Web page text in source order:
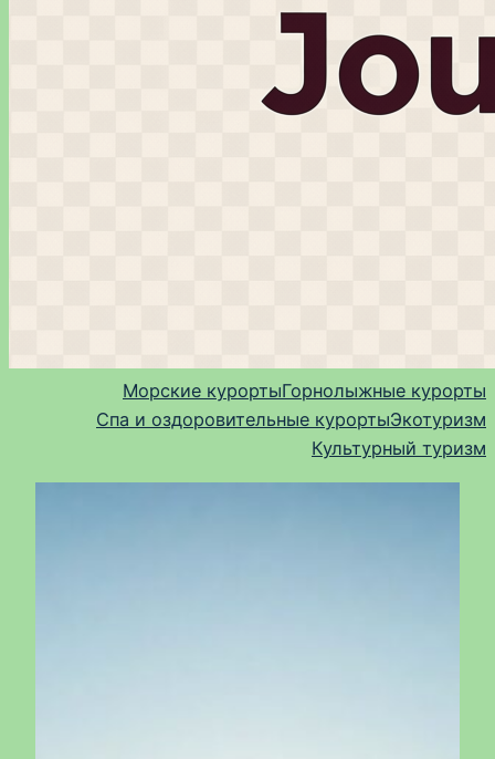
Морские курортыГорнолыжные курорты
Спа и оздоровительные курортыЭкотуризм
Культурный туризм